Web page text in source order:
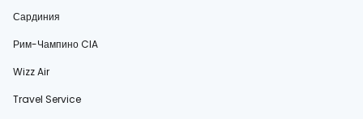
Сардиния
Рим-Чампино CIA
Wizz Air
Travel Service